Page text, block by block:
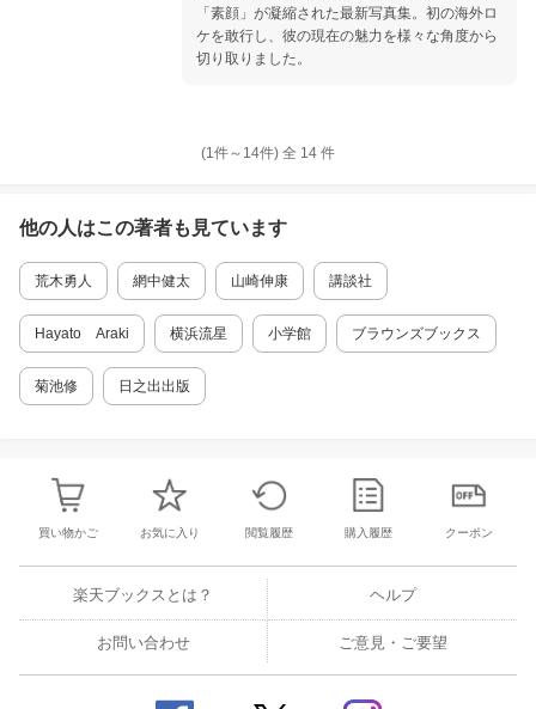
「素顔」が凝縮された最新写真集。初の海外ロ
ケを敢行し、彼の現在の魅力を様々な角度から
切り取りました。
(1件～ 14件) 全 14 件
他の人はこの著者も見ています
荒木勇人 網中健太 山崎伸康 講談社
Hayato Araki 横浜流星 小学館 ブラウンズブックス
菊池修 日之出出版
買い物かご お気に入り 閲覧履歴 購入履歴 クーポン
楽天ブックスとは？ ヘルプ
お問い合わせ ご意見・ご要望